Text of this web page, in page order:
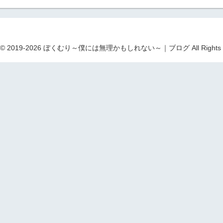
2019-2026 ぼくむり～僕には無理かもしれない～｜ブログ All Rights